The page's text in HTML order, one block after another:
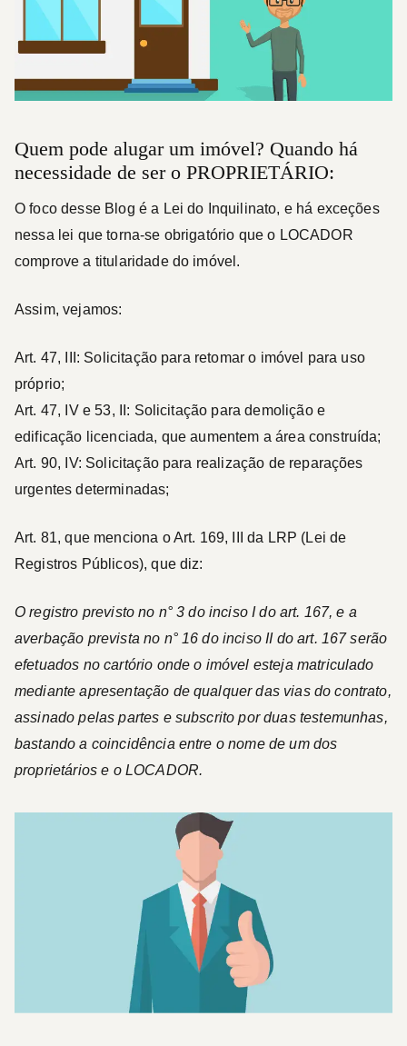
Quem pode alugar um imóvel? Quando há
necessidade de ser o PROPRIETÁRIO:
O foco desse Blog é a Lei do Inquilinato, e há exceções
nessa lei que torna-se obrigatório que o LOCADOR
comprove a titularidade do imóvel.
Assim, vejamos:
Art. 47, III: Solicitação para retomar o imóvel para uso
próprio;
Art. 47, IV e 53, II: Solicitação para demolição e
edificação licenciada, que aumentem a área construída;
Art. 90, IV: Solicitação para realização de reparações
urgentes determinadas;
Art. 81, que menciona o Art. 169, III da LRP (Lei de
Registros Públicos), que diz:
O registro previsto no n° 3 do inciso I do art. 167, e a
averbação prevista no n° 16 do inciso II do art. 167 serão
efetuados no cartório onde o imóvel esteja matriculado
mediante apresentação de qualquer das vias do contrato,
assinado pelas partes e subscrito por duas testemunhas,
bastando a coincidência entre o nome de um dos
proprietários e o LOCADOR.